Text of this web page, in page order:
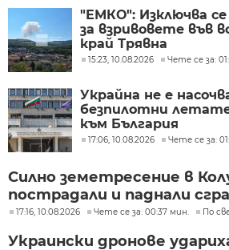
"ЕМКО": Изключва
за взривовете във
край Трявна
15:23, 10.08.2026 Чете се за:
Украйна не е
безпилотни
към България
17:06, 10.08.2026 Чете се за:
Силно земетресение в
пострадали и паднали
17:16, 10.08.2026 Чете се за: 00:37 мин. По
Украински дронове